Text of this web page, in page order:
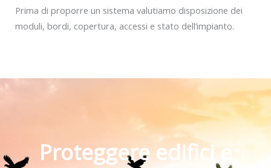
Prima di proporre un sistema valutiamo disposizione dei
moduli, bordi, copertura, accessi e stato dell’impianto.
Proteggere edifici e